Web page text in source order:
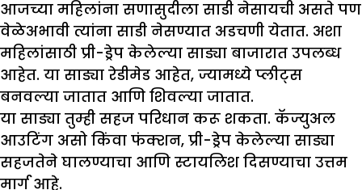
आजच्या महिलांना सणासुदीला साडी नेसायची असते पण
वेळेअभावी त्यांना साडी नेसण्यात अडचणी येतात. अशा
महिलांसाठी प्री-ड्रेप केलेल्या साड्या बाजारात उपलब्ध
आहेत. या साड्या रेडीमेड आहेत, ज्यामध्ये प्लीट्स
बनवल्या जातात आणि शिवल्या जातात.
या साड्या तुम्ही सहज परिधान करू शकता. कॅज्युअल
आउटिंग असो किंवा फंक्शन, प्री-ड्रेप केलेल्या साड्या
सहजतेने घालण्याचा आणि स्टायलिश दिसण्याचा उत्तम
मार्ग आहे.